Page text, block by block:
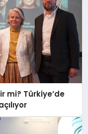
mi? Türkiye’de